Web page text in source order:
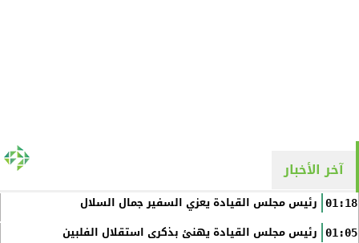
آخر الأخبار
01:18 رئيس مجلس القيادة يعزي السفير جمال السلال
01:05 رئيس مجلس القيادة يهنئ بذكرى استقلال الفلبين